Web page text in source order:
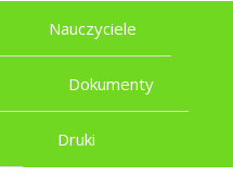
Nauczyciele
Dokumenty
Druki